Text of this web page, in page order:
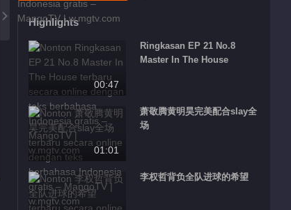
Highlights
00:47
Ringkasan EP 21 No.8
Master In The House
01:01
萧敬腾黄明昊完美配合slay全
场
李权哲背负全队进球的希望